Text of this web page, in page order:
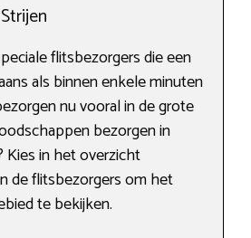
flitsbezorgers die een
als binnen enkele minuten
nu vooral in de grote
bezorgen in
Kies in het overzicht
de flitsbezorgers om het
te bekijken.